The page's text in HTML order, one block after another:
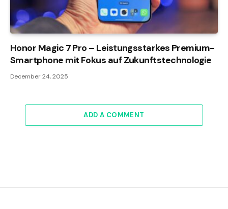
Honor Magic 7 Pro – Leistungsstarkes Premium-
Smartphone mit Fokus auf Zukunftstechnologie
December 24, 2025
ADD A COMMENT